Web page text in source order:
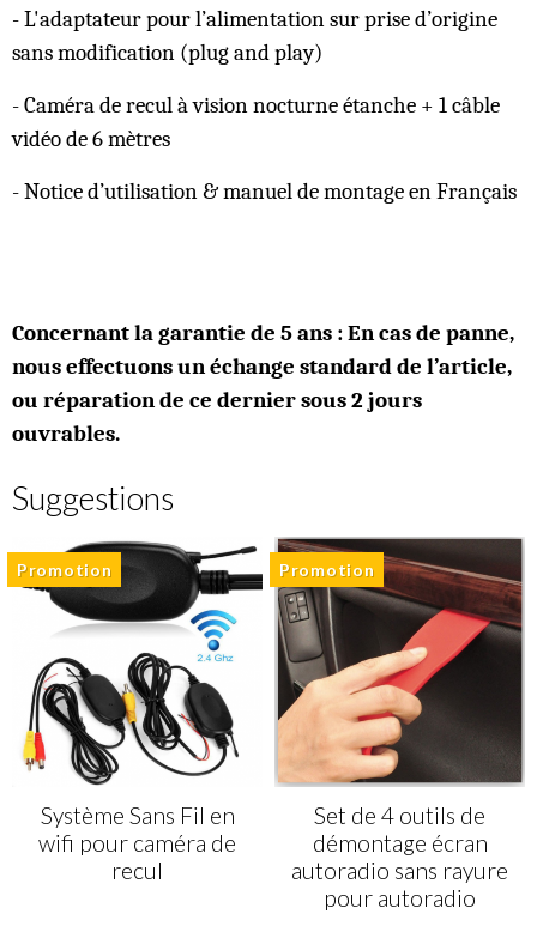
- L'adaptateur pour l’alimentation sur prise d’origine
sans modification (plug and play)
- Caméra de recul à vision nocturne étanche + 1 câble
vidéo de 6 mètres
- Notice d’utilisation & manuel de montage en Français
Concernant la garantie de 5 ans : En cas de panne,
nous effectuons un échange standard de l’article,
ou réparation de ce dernier sous 2 jours
ouvrables.
Suggestions
Promotion
Système Sans Fil en
wifi pour caméra de
recul
Promotion
Set de 4 outils de
démontage écran
autoradio sans rayure
pour autoradio